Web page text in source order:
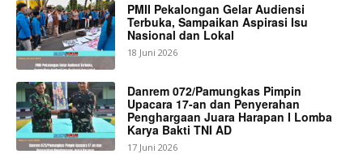
PMII Pekalongan Gelar Audiensi
Terbuka, Sampaikan Aspirasi Isu
Nasional dan Lokal
18 Juni 2026
Danrem 072/Pamungkas Pimpin
Upacara 17-an dan Penyerahan
Penghargaan Juara Harapan I Lomba
Karya Bakti TNI AD
17 Juni 2026